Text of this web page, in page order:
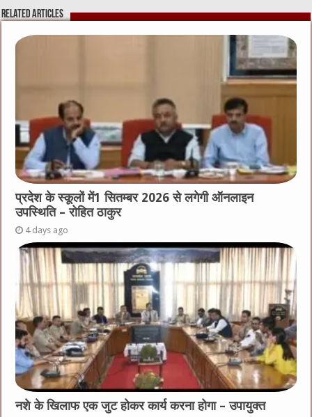
Related Articles
प्रदेश के स्कूलों में1 सितम्बर 2026 से लगेगी ऑनलाइन
उपस्थिति – रोहित ठाकुर
4 days ago
नशे के खिलाफ एक जुट होकर कार्य करना होगा – उपायुक्त